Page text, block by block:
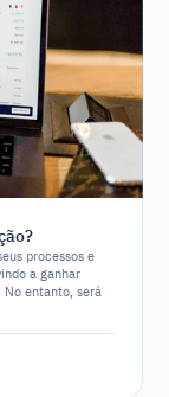
processos e
a ganhar
entanto, será
legal ou